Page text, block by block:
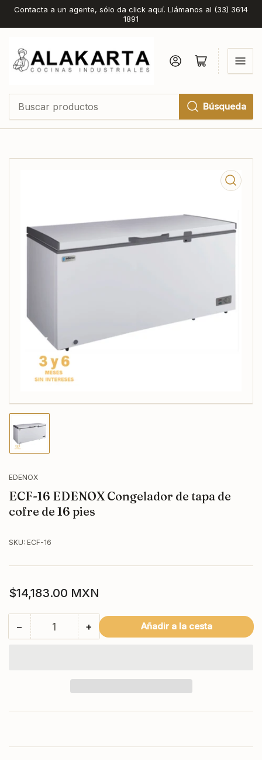
Contacta a un agente, sólo da click aquí. Llámanos al (33) 3614
1891
Búsqueda
Iniciar sesiónAbrir cesta pequeña
Cargar
1
la
de
galería
EDENOX
ECF-16 EDENOX Congelador de tapa de
cofre de 16 pies
SKU: ECF-16
Precio
regular
$14,183.00 MXN
−Reducir
Cantidad +Aumentar
16
EDENOX
Añadir a la cesta